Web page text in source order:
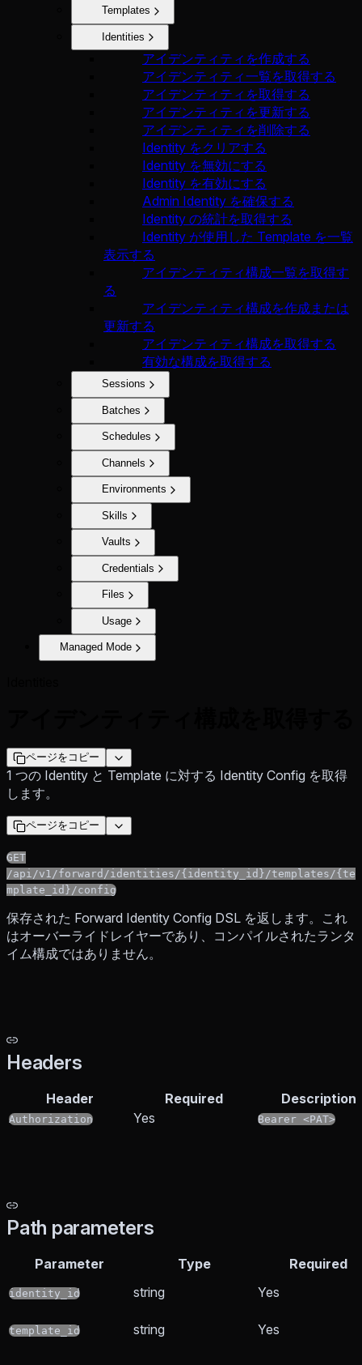
Templates
Identities
アイデンティティを作成する
アイデンティティ一覧を取得する
アイデンティティを取得する
アイデンティティを更新する
アイデンティティを削除する
Identity をクリアする
Identity を無効にする
Identity を有効にする
Admin Identity を確保する
Identity の統計を取得する
Identity が使用した Template を一覧
表示する
アイデンティティ構成一覧を取得す
る
アイデンティティ構成を作成または
更新する
アイデンティティ構成を取得する
有効な構成を取得する
Sessions
Batches
Schedules
Channels
Environments
Skills
Vaults
Credentials
Files
Usage
Managed Mode
ページをコピー
1 つの Identity と Template に対する Identity Config を取得
します。
ページをコピー
GET
/api/v1/forward/identities/{identity_id}/templates/{te
mplate_id}/config
保存された Forward Identity Config DSL を返します。これ
はオーバーライドレイヤーであり、コンパイルされたランタ
イム構成ではありません。
Headers
Header Required Description
Authorization Yes Bearer <PAT>
Path parameters
Parameter Type Required
identity_id string Yes
template_id string Yes